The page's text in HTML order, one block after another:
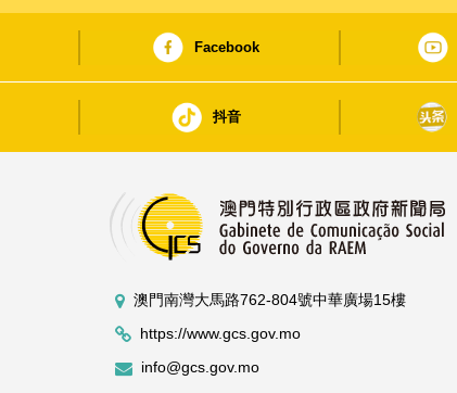
Facebook
抖音
澳門南灣大馬路762-804號中華廣場15樓
https://www.gcs.gov.mo
info@gcs.gov.mo